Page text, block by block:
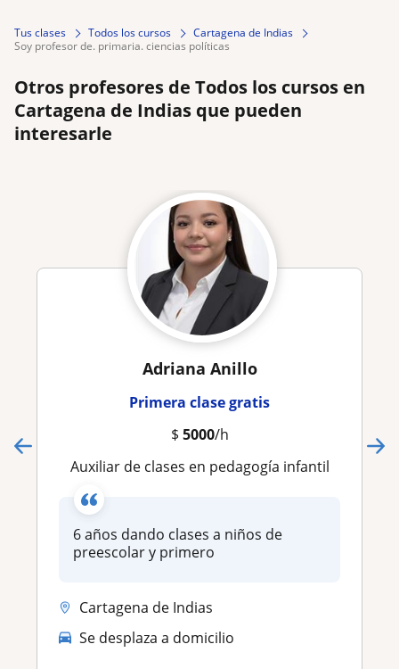
Tus clases Todos los cursos
Cartagena de Indias
soy profesor de. primaria. ciencias políticas
Otros profesores de Todos los cursos en
Cartagena de Indias que pueden
interesarle
Adriana Anillo
Primera clase gratis
$ 5000/h
Auxiliar de clases en pedagogía infantil
6 años dando clases a niños de
preescolar y primero
Cartagena de Indias
Se desplaza a domicilio